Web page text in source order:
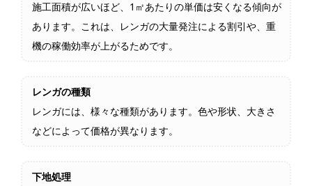
施工面積が広いほど、1㎡あたりの単価は安くなる傾向が
あります。これは、レンガの大量発注による割引や、重
機の稼働効率が上がるためです。
レンガの種類
レンガには、様々な種類があります。色や形状、大きさ
などによって価格が異なります。
下地処理